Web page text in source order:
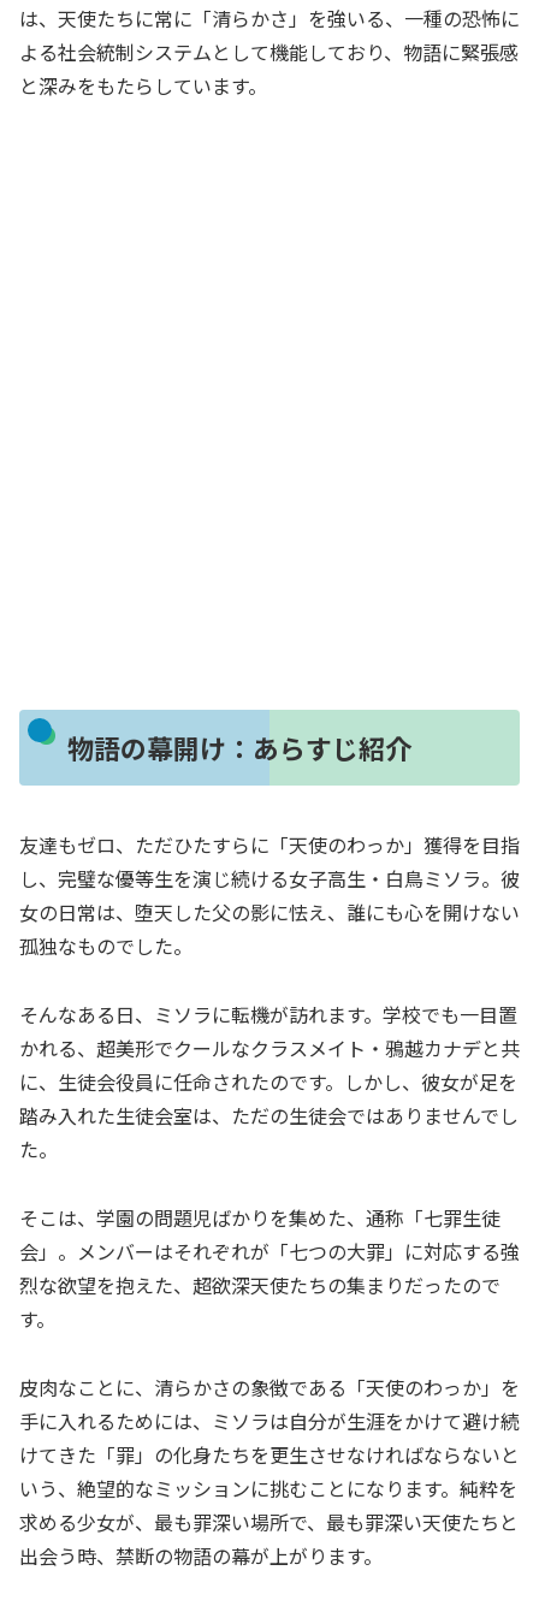
は、天使たちに常に「清らかさ」を強いる、一種の恐怖に
よる社会統制システムとして機能しており、物語に緊張感
と深みをもたらしています。
物語の幕開け：あらすじ紹介
友達もゼロ、ただひたすらに「天使のわっか」獲得を目指
し、完璧な優等生を演じ続ける女子高生・白鳥ミソラ。彼
女の日常は、堕天した父の影に怯え、誰にも心を開けない
孤独なものでした。
そんなある日、ミソラに転機が訪れます。学校でも一目置
かれる、超美形でクールなクラスメイト・鴉越カナデと共
に、生徒会役員に任命されたのです。しかし、彼女が足を
踏み入れた生徒会室は、ただの生徒会ではありませんでし
た。
そこは、学園の問題児ばかりを集めた、通称「七罪生徒
会」。メンバーはそれぞれが「七つの大罪」に対応する強
烈な欲望を抱えた、超欲深天使たちの集まりだったので
す。
皮肉なことに、清らかさの象徴である「天使のわっか」を
手に入れるためには、ミソラは自分が生涯をかけて避け続
けてきた「罪」の化身たちを更生させなければならないと
いう、絶望的なミッションに挑むことになります。純粋を
求める少女が、最も罪深い場所で、最も罪深い天使たちと
出会う時、禁断の物語の幕が上がります。